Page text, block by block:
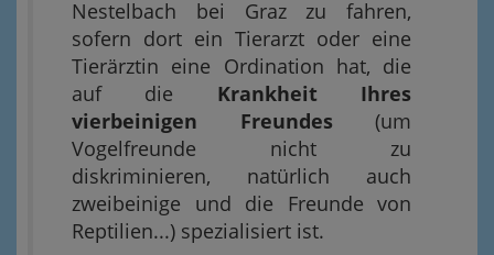
Nestelbach bei Graz zu fahren,
sofern dort ein Tierarzt oder eine
Tierärztin eine Ordination hat, die
auf die Krankheit Ihres
vierbeinigen Freundes (um
Vogelfreunde nicht zu
diskriminieren, natürlich auch
zweibeinige und die Freunde von
Reptilien...) spezialisiert ist.